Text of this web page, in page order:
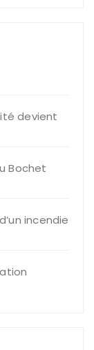
devient
Bochet
incendie